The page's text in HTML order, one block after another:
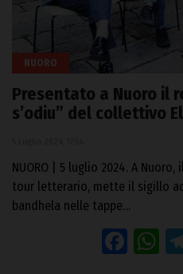
NUORO
Presentato a Nuoro il
s’odiu” del collettivo
NUORO | 5 luglio 2024. A
tour letterario, mette il sigillo
bandhela nelle tappe…